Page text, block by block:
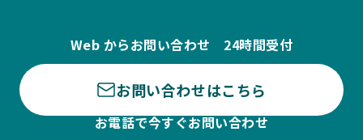
Web からお問い合わせ 24時間受付
お問い合わせはこちら
お電話で今すぐお問い合わせ